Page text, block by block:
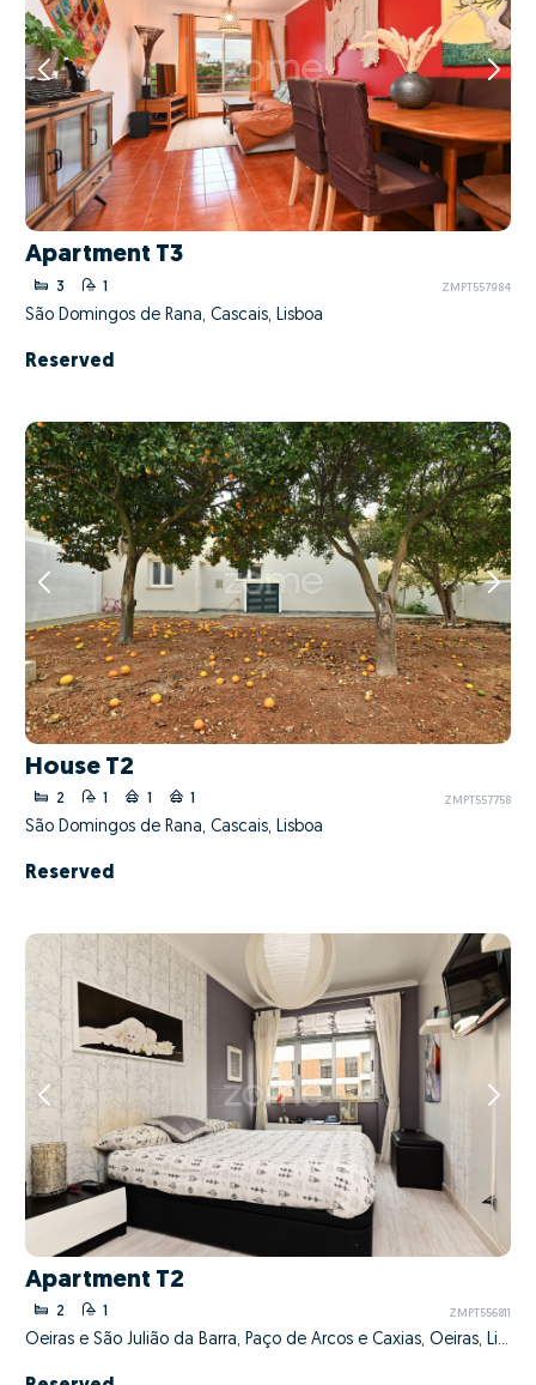
Apartment T3
3 1 ZMPT557984
São Domingos de Rana, Cascais, Lisboa
Reserved
House T2
2 1 1 1 ZMPT557758
São Domingos de Rana, Cascais, Lisboa
Reserved
Apartment T2
2 ZMPT556811
Oeiras e São Julião da Barra, Paço de Arcos e Caxias, Oeiras, Lisboa